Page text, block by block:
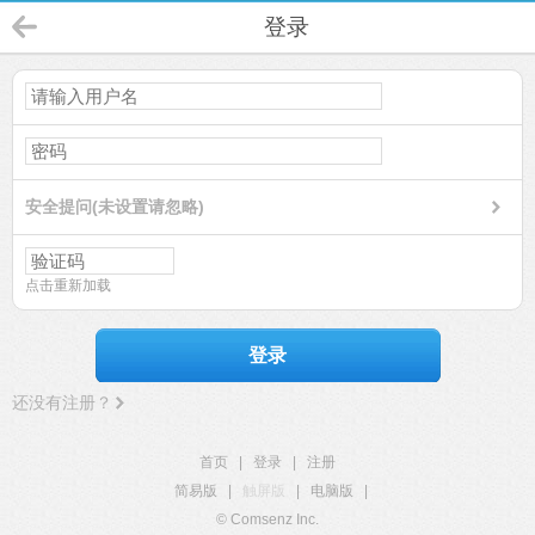
登录
安全提问(未设置请忽略)
点击重新加载
登录
还没有注册？
首页 登录
注册
简易版
触屏版 电脑版
© Comsenz Inc.